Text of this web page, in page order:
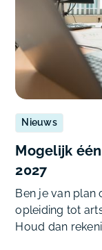
Nieuws
Mogelijk
2027
Ben je van plan
opleiding tot
Houd dan